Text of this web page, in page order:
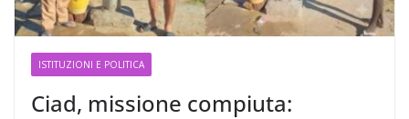
ISTITUZIONI E POLITICA
Ciad, missione compiuta: